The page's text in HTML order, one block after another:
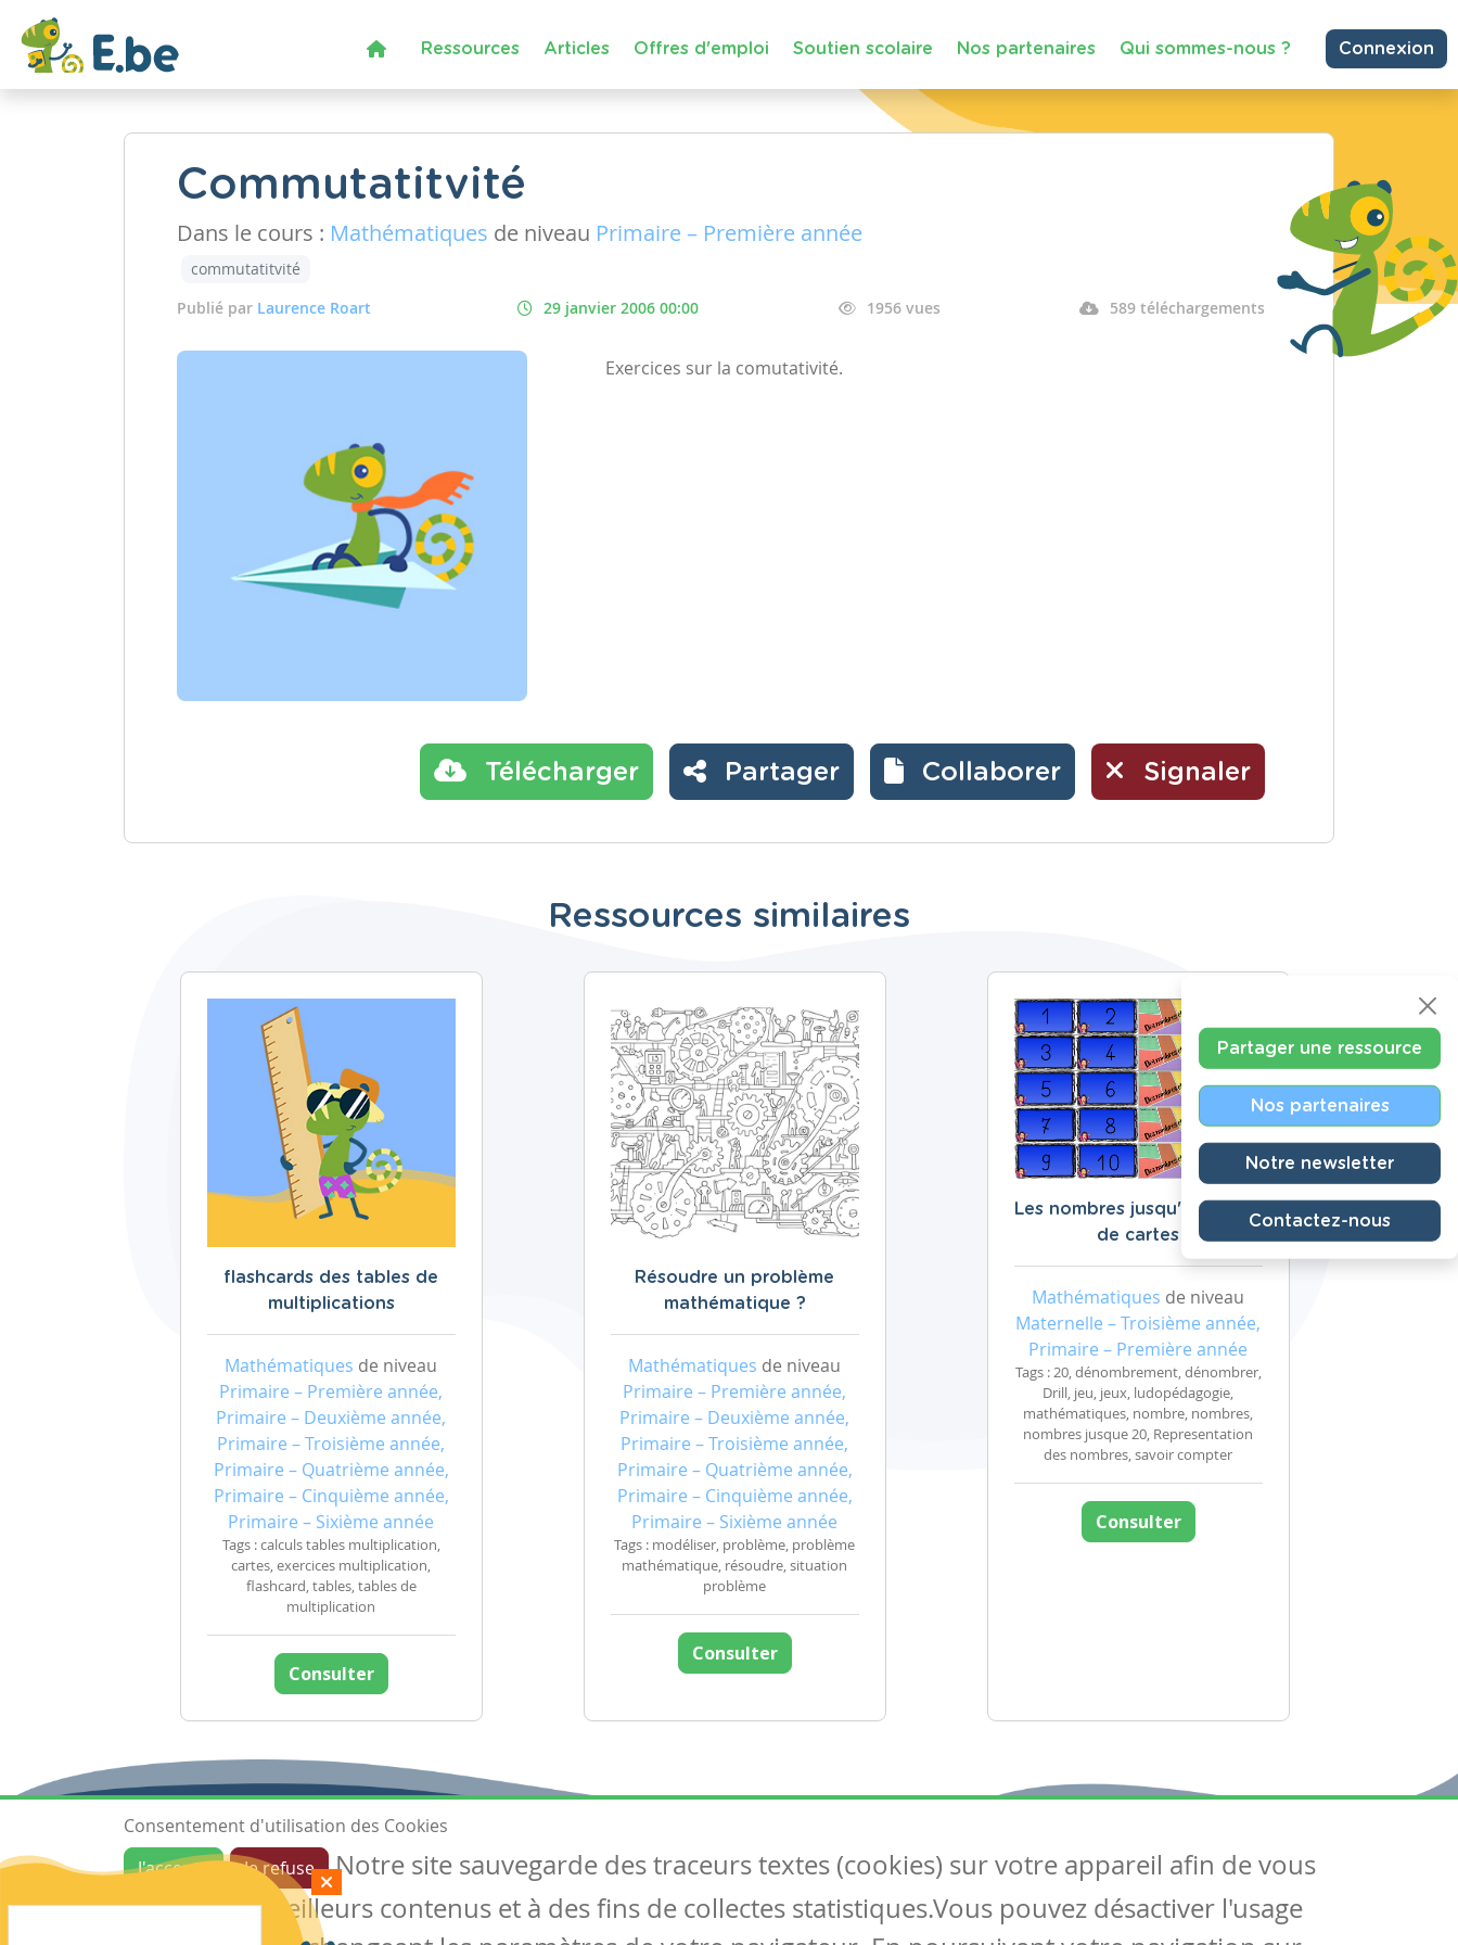
Ressources Articles Offres d'emploi Soutien scolaire Nos partenaires Qui sommes-nous ? Connexion
Commutatitvité
Dans le cours : Mathématiques de niveau Primaire – Première année
commutatitvité
Publié par Laurence Roart 29 janvier 2006 00:00 1956 vues 589 téléchargements
Exercices sur la comutativité.
Télécharger Partager Collaborer Signaler
Ressources similaires
flashcards des tables de
multiplications
Mathématiques de niveau
Primaire – Première année,
Primaire – Deuxième année,
Primaire – Troisième année,
Primaire – Quatrième année,
Primaire – Cinquième année,
Primaire – Sixième année
Tags : calculs tables multiplication,
cartes, exercices multiplication,
flashcard, tables, tables de
multiplication
Consulter
Résoudre un problème
mathématique ?
Mathématiques de niveau
Primaire – Première année,
Primaire – Deuxième année,
Primaire – Troisième année,
Primaire – Quatrième année,
Primaire – Cinquième année,
Primaire – Sixième année
Tags : modéliser, problème, problème
mathématique, résoudre, situation
problème
Consulter
Les nombres jusqu'à 20 : jeu
de cartes
Mathématiques de niveau
Maternelle – Troisième année,
Primaire – Première année
Tags : 20, dénombrement, dénombrer,
Drill, jeu, jeux, ludopédagogie,
mathématiques, nombre, nombres,
nombres jusque 20, Representation
des nombres, savoir compter
Consulter
Partager une ressource
Nos partenaires
Notre newsletter
Contactez-nous
Ressources
Les ressources
Créer une ressource
Articles
Tous les articles
Articles DYS
Suivez-nous
Contactez-nous
Soutien scolaire
Consentement d'utilisation des Cookies
J'accepte
Je refuse
Notre site sauvegarde des traceurs textes (cookies) sur votre appareil afin de vous
garantir de meilleurs contenus et à des fins de collectes statistiques.Vous pouvez désactiver l'usage